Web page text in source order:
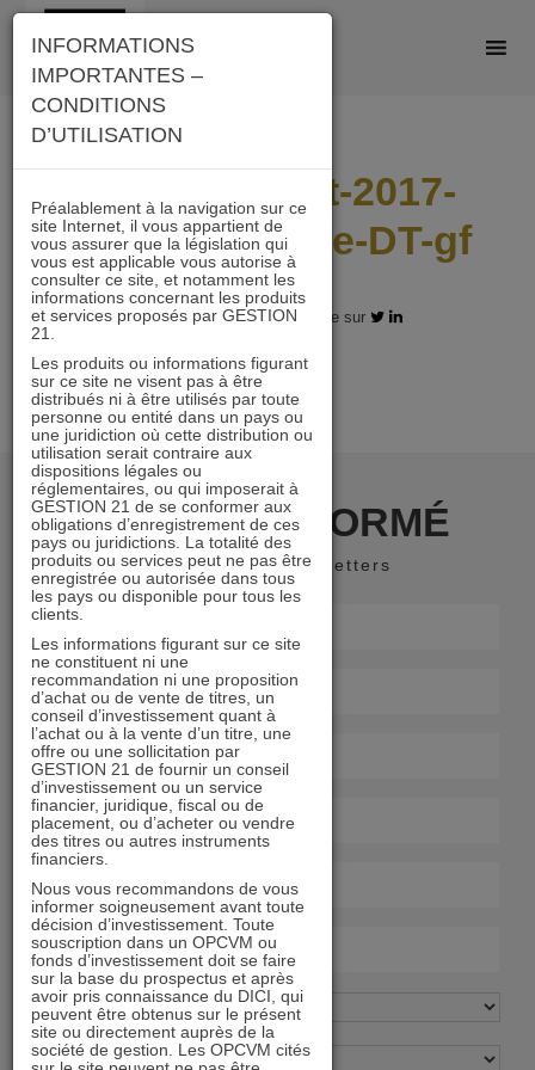
Skip
content
actualité-sept-2017-
Investir-Eiffage-DT-gf
04.12.2017 - Partagez l'article sur
RESTER INFORMÉ
Recevoir nos newsletters
INFORMATIONS
IMPORTANTES –
CONDITIONS
D’UTILISATION
Préalablement à la navigation sur ce
site Internet, il vous appartient de
vous assurer que la législation qui
vous est applicable vous autorise à
consulter ce site, et notamment les
informations concernant les produits
et services proposés par GESTION
21.
Les produits ou informations figurant
sur ce site ne visent pas à être
distribués ni à être utilisés par toute
personne ou entité dans un pays ou
une juridiction où cette distribution ou
utilisation serait contraire aux
dispositions légales ou
réglementaires, ou qui imposerait à
GESTION 21 de se conformer aux
obligations d’enregistrement de ces
pays ou juridictions. La totalité des
produits ou services peut ne pas être
enregistrée ou autorisée dans tous
les pays ou disponible pour tous les
clients.
Les informations figurant sur ce site
ne constituent ni une
recommandation ni une proposition
d’achat ou de vente de titres, un
conseil d’investissement quant à
l’achat ou à la vente d’un titre, une
offre ou une sollicitation par
GESTION 21 de fournir un conseil
d’investissement ou un service
financier, juridique, fiscal ou de
placement, ou d’acheter ou vendre
des titres ou autres instruments
financiers.
Nous vous recommandons de vous
informer soigneusement avant toute
décision d’investissement. Toute
souscription dans un OPCVM ou
fonds d’investissement doit se faire
sur la base du prospectus et après
avoir pris connaissance du DICI, qui
peuvent être obtenus sur le présent
site ou directement auprès de la
société de gestion. Les OPCVM cités